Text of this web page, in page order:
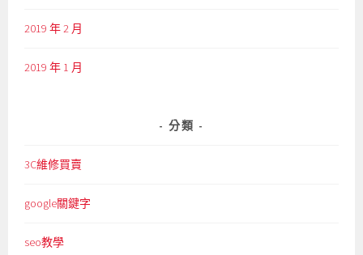
2019 年 2 月
2019 年 1 月
分類
3C維修買賣
google關鍵字
seo教學